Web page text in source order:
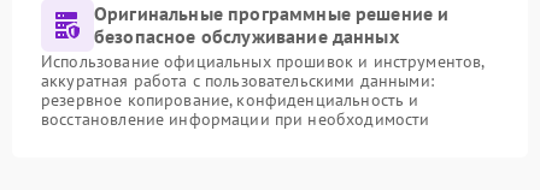
Оригинальные программные решение и
безопасное обслуживание данных
Использование официальных прошивок и инструментов,
аккуратная работа с пользовательскими данными:
резервное копирование, конфиденциальность и
восстановление информации при необходимости